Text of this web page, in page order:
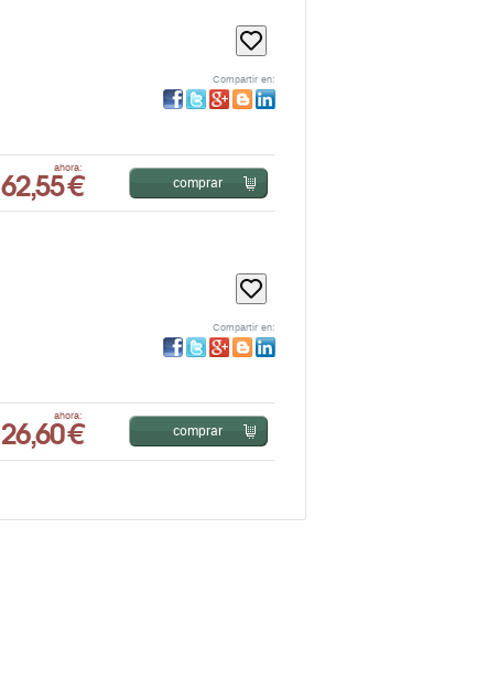
Compartir en:
ahora:
62,55 € comprar
Compartir en:
ahora:
26,60 € comprar